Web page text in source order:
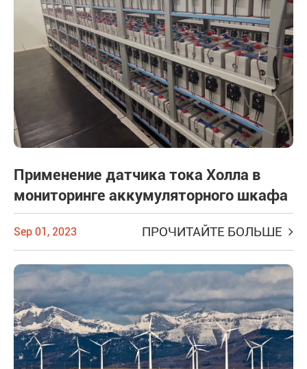
Применение датчика тока Холла в
мониторинге аккумуляторного шкафа
Sep 01, 2023 ПРОЧИТАЙТЕ БОЛЬШЕ